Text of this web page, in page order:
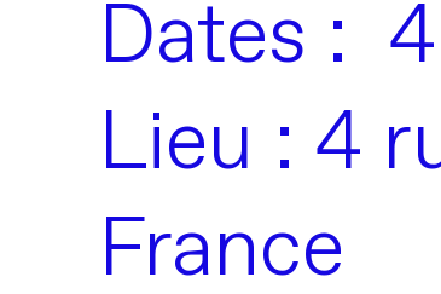
Dates :
Lieu : 4
France